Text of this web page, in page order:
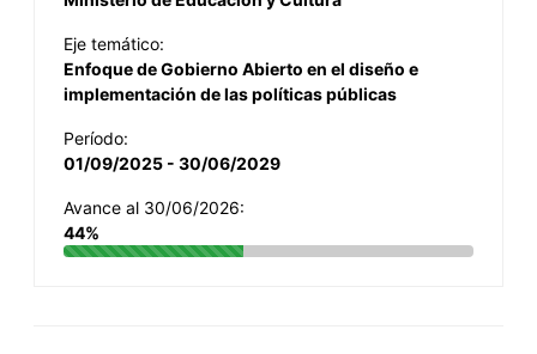
Eje temático:
Enfoque de Gobierno Abierto en el diseño e
implementación de las políticas públicas
Período:
01/09/2025 - 30/06/2029
Avance al 30/06/2026:
44%